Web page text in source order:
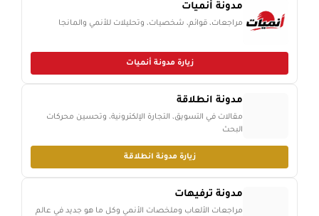
مدونة أنميات
مراجعات، قوائم، شخصيات، وتحليلات للأنمي والمانجا
زيارة مدونة أنميات
مدونة انطلاقة
مقالات في التسويق، التجارة الإلكترونية، وتحسين محركات
البحث
زيارة مدونة انطلاقة
مدونة ترفيهات
مراجعات الألعاب وملخصات الأنمي وكل ما هو جديد في عالم